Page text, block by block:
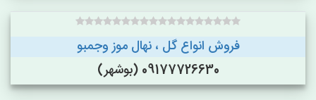
فروش انواع گل ، نهال موز وجمبو
09177726630 (بوشهر)